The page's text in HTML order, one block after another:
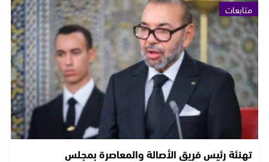
متابعات
تهنئة رئيس فريق الأصالة والمعاصرة بمجلس